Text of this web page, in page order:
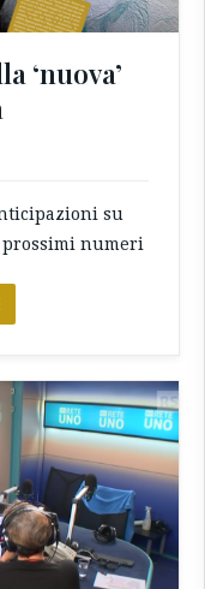
‘nuova’
su
numeri